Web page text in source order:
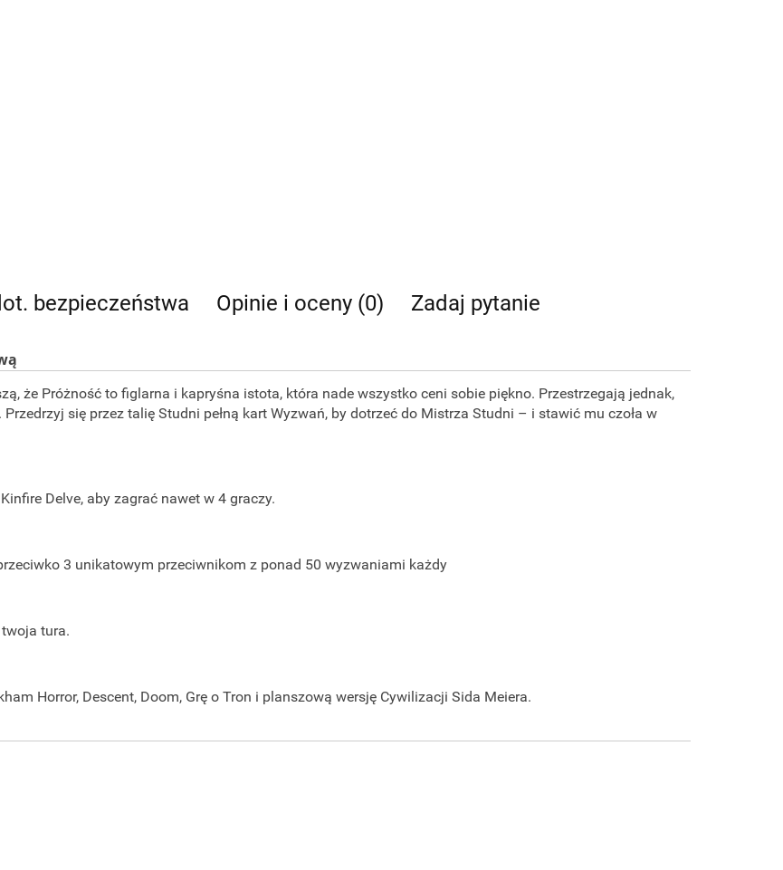
bezpieczeństwa Opinie i oceny (0) Zadaj pytanie
że Próżność to figlarna i kapryśna istota, która nade wszystko ceni sobie piękno. Przestrzegają jednak,
się przez talię Studni pełną kart Wyzwań, by dotrzeć do Mistrza Studni – i stawić mu czoła w
Delve, aby zagrać nawet w 4 graczy.
3 unikatowym przeciwnikom z ponad 50 wyzwaniami każdy
tura.
Horror, Descent, Doom, Grę o Tron i planszową wersję Cywilizacji Sida Meiera.